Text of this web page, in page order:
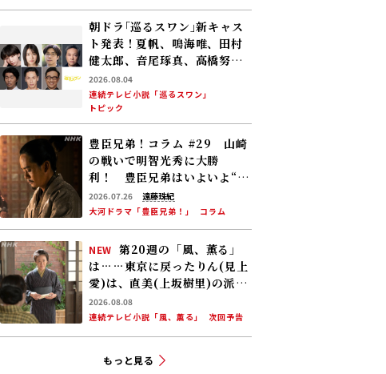
朝ドラ｢巡るスワン｣新キャス
ト発表！夏帆、鳴海唯、田村
健太郎、音尾琢真、高橋努、
大倉孝二、角田晃広――主人公･美
咲(森田望智)が交流する警察
署の人々 2027年度前期放送
2026.08.04
連続テレビ小説「巡るスワン」
トピック
豊臣兄弟！コラム #29 山崎
の戦いで明智光秀に大勝
利！ 豊臣兄弟はいよいよ“天
下への道”を歩み始める
2026.07.26
遠藤珠紀
大河ドラマ「豊臣兄弟！」
コラム
NEW 第20週の「風、薫る」
は……東京に戻ったりん(見上
愛)は、直美(上坂樹里)の派出
看護婦会で働くことに。そん
な中、直美は自分の理想とし
た無償の看護を始める
2026.08.08
連続テレビ小説「風、薫る」
次回予告
もっと見る